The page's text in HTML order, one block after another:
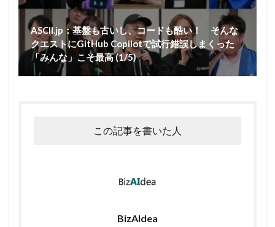
ASCII.jp：基盤も古いし、コードも酷い！ そんな
クエストにGitHub Copilotで試行錯誤しまくった
「みんな」こそ最高 (1/5)
この記事を書いた人
BizAIdea